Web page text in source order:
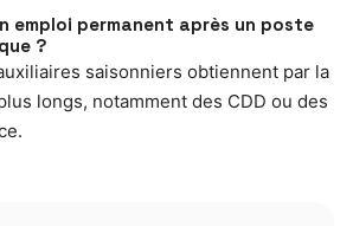
emploi permanent après un poste
?
saisonniers obtiennent par la
longs, notamment des CDD ou des